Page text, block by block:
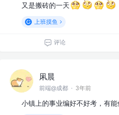
又是搬砖的一天
上班摸鱼
评论
凩晨
前端@成都 · 3年前
小镇上的事业编好不好考，有